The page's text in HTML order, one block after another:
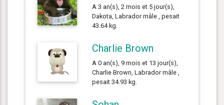
A 3 an(s), 2 mois et 5 jour(s),
Dakota, Labrador mâle , pesait
43.64 kg.
Charlie Brown
A 0 an(s), 9 mois et 13 jour(s),
Charlie Brown, Labrador mâle ,
pesait 34.93 kg.